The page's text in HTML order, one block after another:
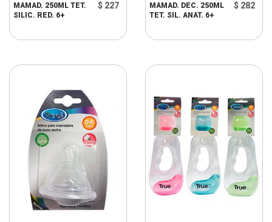
MAMAD. 250ML TET.
SILIC. RED. 6+
$ 227
MAMAD. DEC. 250ML
TET. SIL. ANAT. 6+
$ 282